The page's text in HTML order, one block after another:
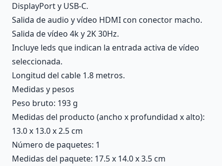
DisplayPort y USB-C.
Salida de audio y vídeo HDMI con conector macho.
Salida de vídeo 4k y 2K 30Hz.
Incluye leds que indican la entrada activa de vídeo
seleccionada.
Longitud del cable 1.8 metros.
Medidas y pesos
Peso bruto: 193 g
Medidas del producto (ancho x profundidad x alto):
13.0 x 13.0 x 2.5 cm
Número de paquetes: 1
Medidas del paquete: 17.5 x 14.0 x 3.5 cm